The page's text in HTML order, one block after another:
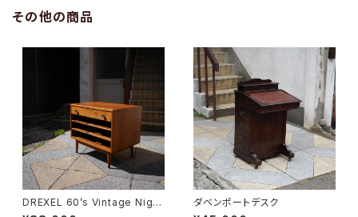
その他の商品
DREXEL 60’s Vintage Night
table
ダベンポートデスク